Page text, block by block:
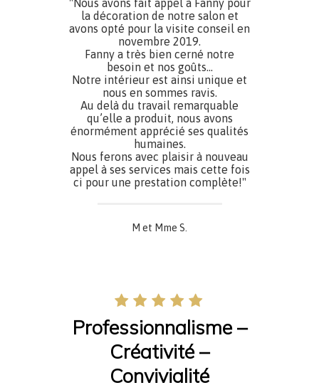
"Nous avons fait appel à Fanny pour
la décoration de notre salon et
avons opté pour la visite conseil en
novembre 2019.
Fanny a très bien cerné notre
besoin et nos goûts...
Notre intérieur est ainsi unique et
nous en sommes ravis.
Au delà du travail remarquable
qu’elle a produit, nous avons
énormément apprécié ses qualités
humaines.
Nous ferons avec plaisir à nouveau
appel à ses services mais cette fois
ci pour une prestation complète!"
M et Mme S.
Professionnalisme –
Créativité –
Convivialité